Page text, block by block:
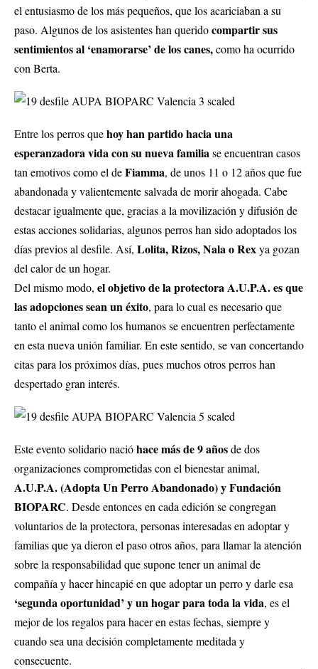
el entusiasmo de los más pequeños, que los acariciaban a su
paso. Algunos de los asistentes han queridocompartir sus
sentimientos al ‘enamorarse’ de los canes,como ha ocurrido
con Berta.
Entre los perros quehoy han partido haciauna
esperanzadora vida con su nueva familiase encuentran casos
tan emotivos como el deFiamma, de unos 11 o 12 años que fue
abandonada y valientemente salvada de morir ahogada. Cabe
destacar igualmente que, gracias a la movilización y difusión de
estas acciones solidarias, algunos perros han sido adoptados los
días previos al desfile. Así, Lolita, Rizos, Nala o Rexya gozan
del calor de un hogar.
Del mismo modo, el objetivo de la protectora A.U.P.A. es que
las adopciones sean un éxito, para lo cual es necesario que
tanto el animal como los humanos se encuentren perfectamente
en esta nueva unión familiar. En este sentido, se van concertando
citas para los próximos días, pues muchos otros perros han
despertado gran interés.
Este evento solidario nacióhace más de 9 añosde dos
organizaciones comprometidas con el bienestar animal,
A.U.P.A. (Adopta Un Perro Abandonado) y Fundación
BIOPARC. Desde entonces en cada edición se congregan
voluntarios de la protectora, personas interesadas en adoptar y
familias que ya dieron el paso otros años, para llamar la atención
sobre la responsabilidad que supone tener un animal de
compañía y hacer hincapié en que adoptar un perro y darle esa
‘segunda oportunidad’ y un hogar para toda la vida, es el
mejor de los regalos para hacer en estas fechas, siempre y
cuando sea una decisión completamente meditada y
consecuente.